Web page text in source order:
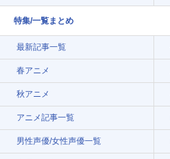
特集/一覧まとめ
最新記事一覧
春アニメ
秋アニメ
アニメ記事一覧
男性声優/女性声優一覧